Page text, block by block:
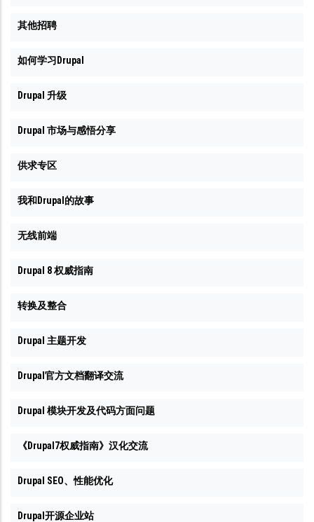
其他招聘
如何学习Drupal
Drupal 升级
Drupal 市场与感悟分享
供求专区
我和Drupal的故事
无线前端
Drupal 8 权威指南
转换及整合
Drupal 主题开发
Drupal官方文档翻译交流
Drupal 模块开发及代码方面问题
《Drupal7权威指南》汉化交流
Drupal SEO、性能优化
Drupal开源企业站